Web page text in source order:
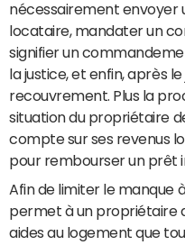
nécessairement envoyer
locataire, mandater un
signifier un
la justice, et enfin, après
recouvrement. Plus la
situation du propriétaire
compte sur ses revenus
pour rembourser un prêt
Afin de limiter le manque
permet à un propriétaire
aides au logement que